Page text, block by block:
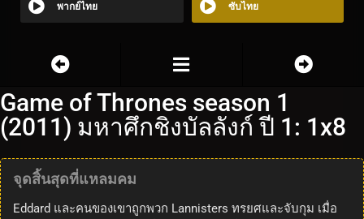
พากย์ไทย ซับไทย
Game of Thrones season 1
(2011) มหาศึกชิงบัลลังก์ ปี 1: 1x8
จุดสิ้นสุดที่แหลมคม
Eddard และคนของเขาถูกพวก Lannisters ทรยศและจับกุม เมื่อ